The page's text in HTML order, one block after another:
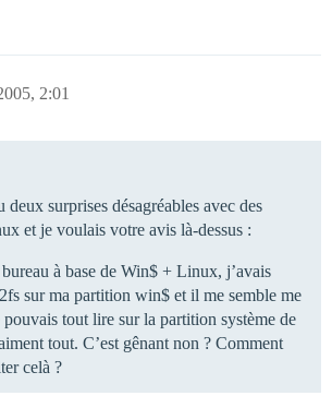
2:01
deux surprises désagréables avec des
et je voulais votre avis là-dessus :
à base de Win$ + Linux, j’avais
sur ma partition win$ et il me semble me
tout lire sur la partition système de
tout. C’est gênant non ? Comment
celà ?